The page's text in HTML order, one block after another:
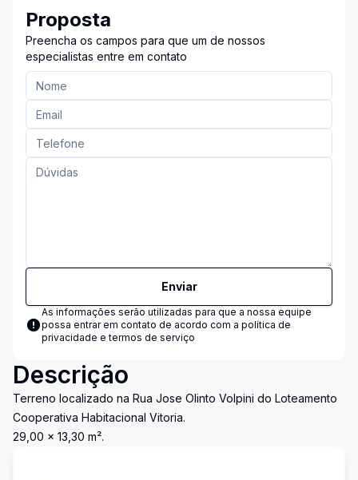
Proposta
Preencha os campos para que um de nossos
especialistas entre em contato
Enviar
As informações serão utilizadas para que a nossa equipe
possa entrar em contato de acordo com a política de
privacidade e termos de serviço
Descrição
Terreno localizado na Rua Jose Olinto Volpini do Loteamento
Cooperativa Habitacional Vitoria.
29,00 x 13,30 m².